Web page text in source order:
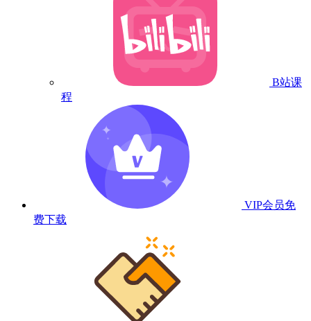
B站课
程
VIP会员免
费下载